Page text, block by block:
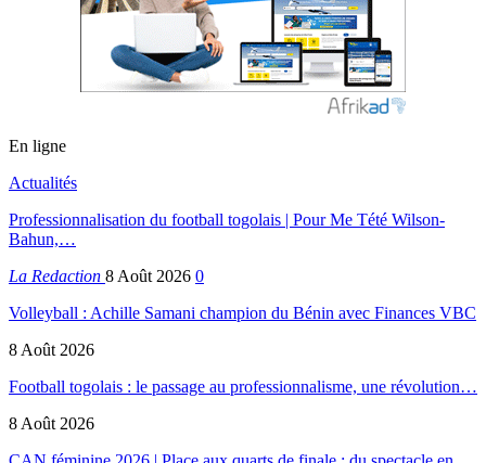
En ligne
Actualités
Professionnalisation du football togolais | Pour Me Tété Wilson-
Bahun,…
La Redaction 8 Août 2026 0
Volleyball : Achille Samani champion du Bénin avec Finances VBC
8 Août 2026
Football togolais : le passage au professionnalisme, une révolution…
8 Août 2026